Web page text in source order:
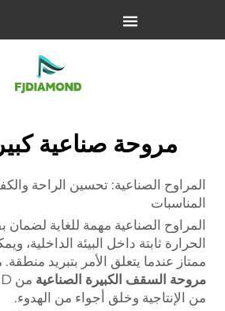
مروحة صناعية
المراوح الصناعية: تحسين الراحة
المناسبات
المراوح الصناعية مهمة للغاية
الحرارة ثابتة داخل البيئة الداخلية،
ممتاز عندما يتعلق الأمر بتبريد
مروحة السقف الكبيرة الصناعية
من الإنتاجية وخلق أجواء من الهدوء.